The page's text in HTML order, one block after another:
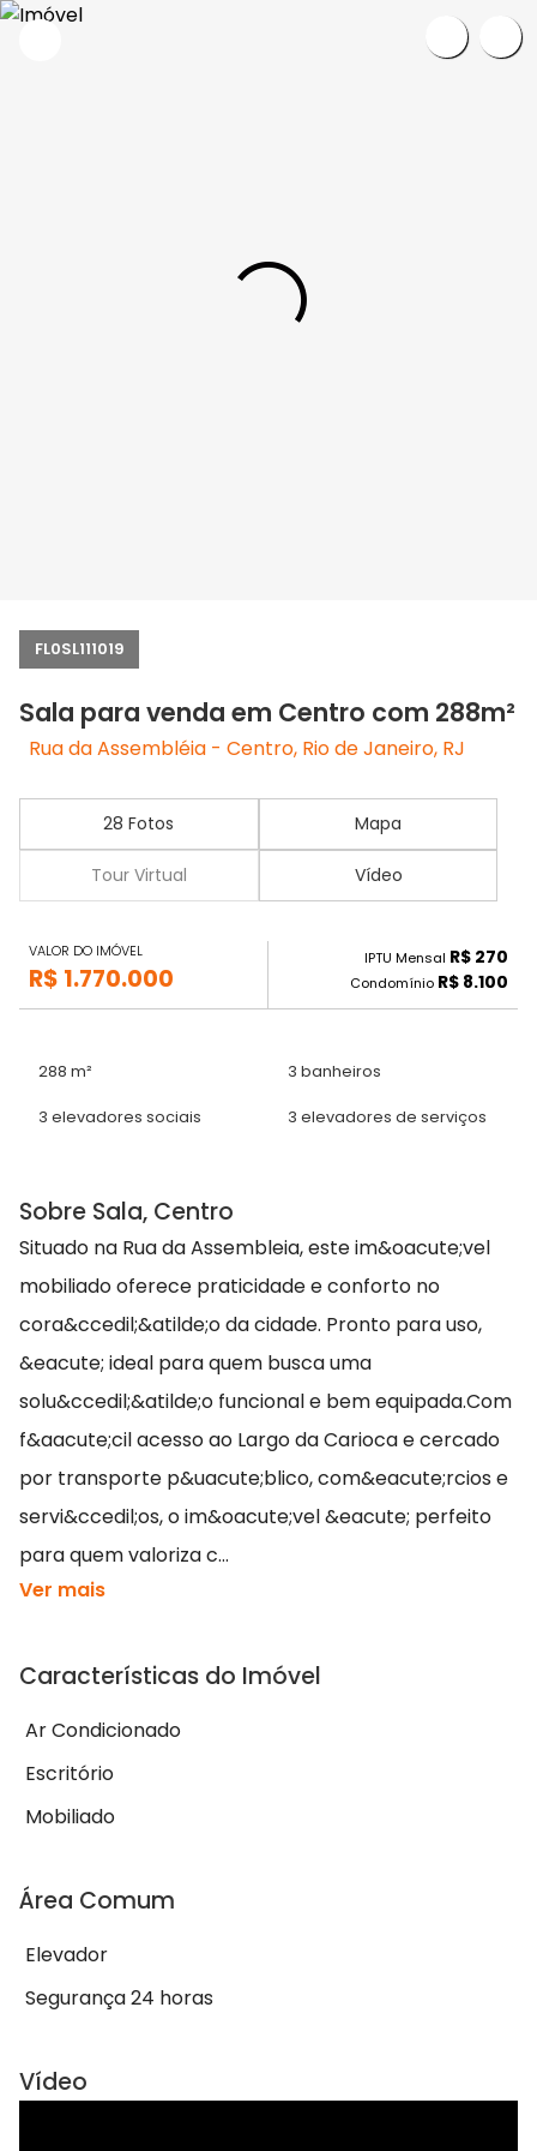
FL0SL111019
Sala para venda em Centro com 288m²
Rua da Assembléia - Centro, Rio de Janeiro, RJ
28 Fotos Mapa
Tour Virtual Vídeo
VALOR DO IMÓVEL
R$ 1.770.000
IPTU Mensal R$ 270
Condomínio R$ 8.100
288 m² 3 banheiros
3 elevadores sociais 3 elevadores de serviços
Sobre Sala, Centro
Situado na Rua da Assembleia, este im&oacute;vel
mobiliado oferece praticidade e conforto no
cora&ccedil;&atilde;o da cidade. Pronto para uso,
&eacute; ideal para quem busca uma
solu&ccedil;&atilde;o funcional e bem equipada.Com
f&aacute;cil acesso ao Largo da Carioca e cercado
por transporte p&uacute;blico, com&eacute;rcios e
servi&ccedil;os, o im&oacute;vel &eacute; perfeito
para quem valoriza c...
Ver mais
Características do Imóvel
Ar Condicionado
Escritório
Mobiliado
Área Comum
Elevador
Segurança 24 horas
Vídeo